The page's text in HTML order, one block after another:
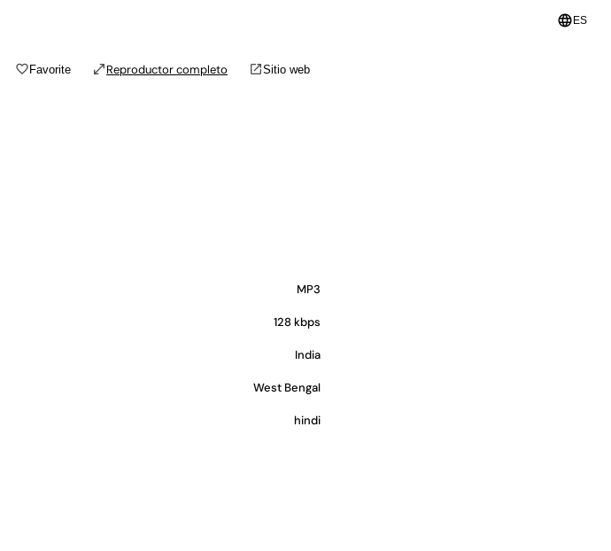
language ES
favorite_borderFavorite open_in_fullReproductor completo open_in_newSitio web
MP3
128 kbps
India
West Bengal
hindi